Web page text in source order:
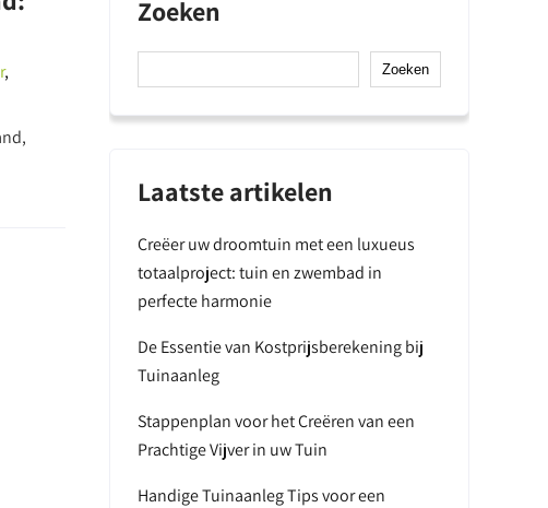
,
Zoeken
Zoeken
Laatste artikelen
Creëer uw droomtuin met een luxueus
totaalproject: tuin en zwembad in
perfecte harmonie
De Essentie van Kostprijsberekening bij
Tuinaanleg
Stappenplan voor het Creëren van een
Prachtige Vijver in uw Tuin
Handige Tuinaanleg Tips voor een